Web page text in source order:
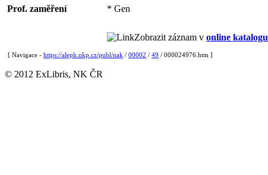
Prof. zaměření
* Gen
Zobrazit záznam v online katalogu
[ Navigace - https://aleph.nkp.cz/publ/nak / 00002 / 49 / 000024976.htm ]
© 2012 ExLibris, NK ČR